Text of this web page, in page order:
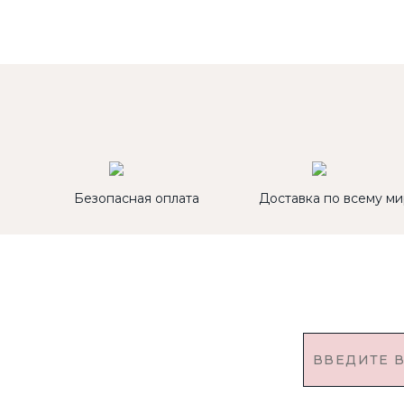
Безопасная оплата Доставка по всему